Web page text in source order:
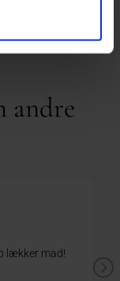
andre
lækker mad!